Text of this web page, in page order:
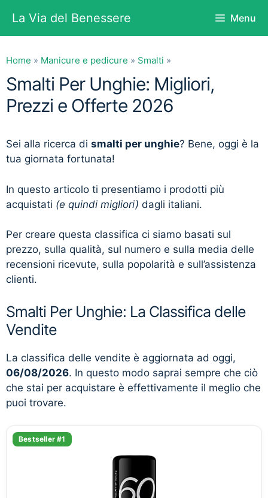
contenuto
La Via del Benessere Menu
Home » Manicure e pedicure » Smalti »
Smalti Per Unghie: Migliori,
Prezzi e Offerte 2026
Sei alla ricerca di smalti per unghie? Bene, oggi è la
tua giornata fortunata!
In questo articolo ti presentiamo i prodotti più
acquistati (e quindi migliori) dagli italiani.
Per creare questa classifica ci siamo basati sul
prezzo, sulla qualità, sul numero e sulla media delle
recensioni ricevute, sulla popolarità e sull’assistenza
clienti.
Smalti Per Unghie: La Classifica delle
Vendite
La classifica delle vendite è aggiornata ad oggi,
06/08/2026. In questo modo saprai sempre che ciò
che stai per acquistare è effettivamente il meglio che
puoi trovare.
Bestseller #1